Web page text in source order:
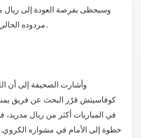
وسيحظى بفرصة العودة إلى ريال
مردوده الحالي وعمل على تطويره.
وأشارت الصحيفة إلى أن
كوفاسيتش قرّر البحث عن فريق
في المباريات أكثر من ريال مدريد،
خطوة إلى الأمام في مشواره الكروي.